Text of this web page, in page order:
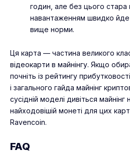
годин, але без цього стара
навантаженням швидко йде
вище норми.
Ця карта — частина великого
відеокарти в майнінгу. Якщо
почніть із рейтингу
і загального гайда майнінг
сусідній моделі дивіться майнінг
найходовішій монеті для цих
Ravencoin.
FAQ